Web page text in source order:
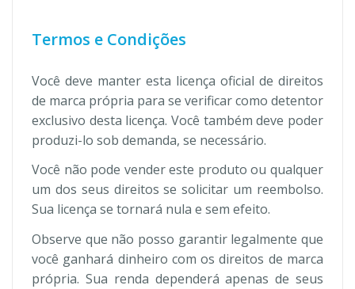
Termos e Condições
Você deve manter esta licença oficial de direitos
de marca própria para se verificar como detentor
exclusivo desta licença. Você também deve poder
produzi-lo sob demanda, se necessário.
Você não pode vender este produto ou qualquer
um dos seus direitos se solicitar um reembolso.
Sua licença se tornará nula e sem efeito.
Observe que não posso garantir legalmente que
você ganhará dinheiro com os direitos de marca
própria. Sua renda dependerá apenas de seus